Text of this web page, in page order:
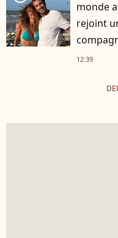
monde
rejoint
12:39